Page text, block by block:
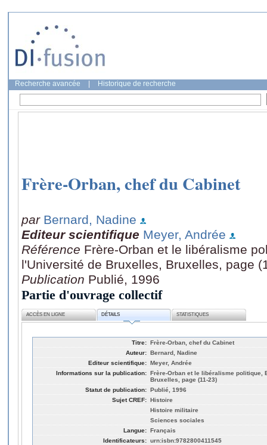
Recherche avancée Historique de recherche
Frère-Orban, chef du Cabinet
par Bernard, Nadine
Editeur scientifique Meyer, Andrée
Référence Frère-Orban et le libéralisme
l'Université de Bruxelles, Bruxelles, page
Publication Publié, 1996
Partie d'ouvrage collectif
ACCÈS EN LIGNE DÉTAILS STATISTIQUES
Titre: Frère-Orban, chef du Cabinet
Auteur: Bernard, Nadine
Editeur scientifique: Meyer, Andrée
Informations sur la publication: Frère-Orban et le libéralisme politique,
Bruxelles, page (11-23)
Statut de publication: Publié, 1996
Sujet CREF: Histoire
Histoire militaire
Sciences sociales
Langue: Français
Identificateurs: urn:isbn:9782800411545